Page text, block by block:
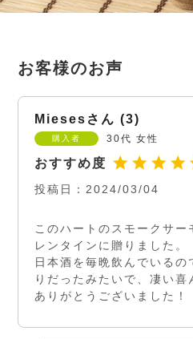
Mieses 3
購入者 30代 女性
投稿日 2024/03/04
このハートのスモークサ
レンタインに贈りました。
日本酒を毎晩飲んでいるの
りだったみたいで、凄い喜
ありがとうございました！